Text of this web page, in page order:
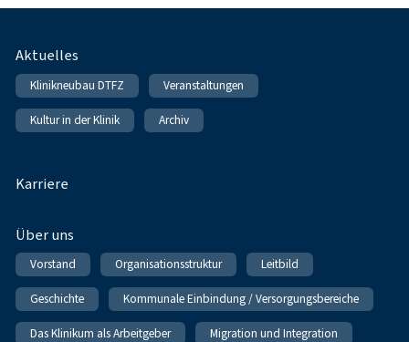
Fußnavigation
Aktuelles
Klinikneubau DTFZ Veranstaltungen
Kultur in der Klinik Archiv
Karriere
Über uns
Vorstand Organisationsstruktur Leitbild
Geschichte Kommunale Einbindung / Versorgungsbereiche
Das Klinikum als Arbeitgeber Migration und Integration